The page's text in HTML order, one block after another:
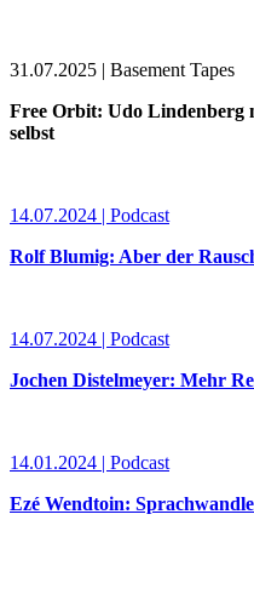
31.07.2025 | Basement Tapes
Free Orbit: Udo Lindenberg
selbst
14.07.2024 | Podcast
Rolf Blumig: Aber der
14.07.2024 | Podcast
Jochen Distelmeyer: Mehr
14.01.2024 | Podcast
Ezé Wendtoin: